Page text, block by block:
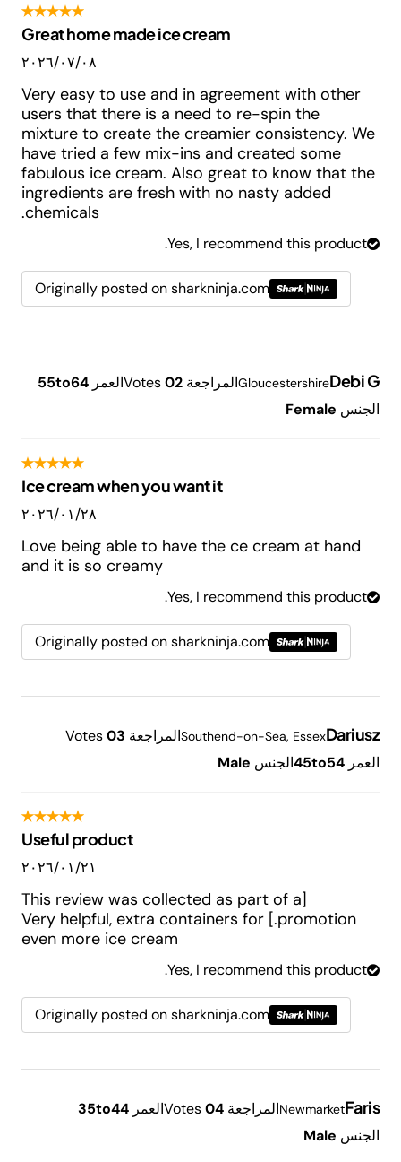
Great home made ice cream
٠٨‏/٠٧‏/٢٠٢٦
Very easy to use and in agreement with other
users that there is a need to re-spin the
mixture to create the creamier consistency. We
have tried a few mix-ins and created some
fabulous ice cream. Also great to know that the
ingredients are fresh with no nasty added
chemicals.
Yes, I recommend this product.
Originally posted on sharkninja.com
Debi G
Gloucestershireالمراجعة 2
Votes0 العمر 55to64
الجنس Female
Ice cream when you want it
٢٨‏/٠١‏/٢٠٢٦
Love being able to have the ce cream at hand
and it is so creamy
Yes, I recommend this product.
Originally posted on sharkninja.com
Dariusz
Southend-on-Sea, Essexالمراجعة 3
Votes 0
العمر 45to54الجنس Male
Useful product
٢١‏/٠١‏/٢٠٢٦
[This review was collected as part of a
promotion.] Very helpful, extra containers for
even more ice cream
Yes, I recommend this product.
Originally posted on sharkninja.com
Faris
Newmarketالمراجعة 4
Votes 0 العمر 35to44
الجنس Male